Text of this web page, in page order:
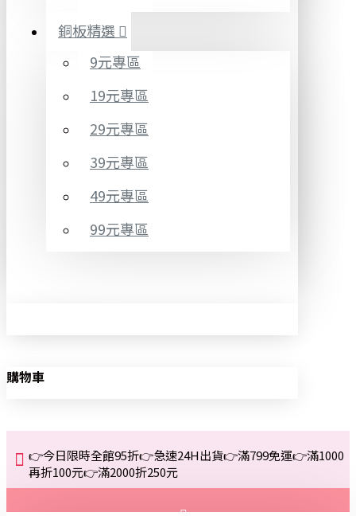
銅板精選
9元專區
19元專區
29元專區
39元專區
49元專區
99元專區
購物車
👉今日限時全館95折👉急速24H出貨👉滿799免運👉滿1000
再折100元👉滿2000折250元